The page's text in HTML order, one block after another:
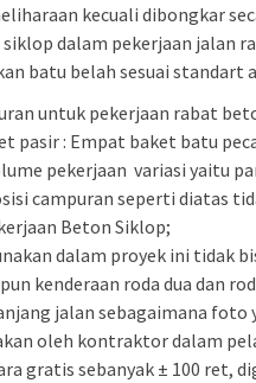
kecuali dibongkar
dalam pekerjaan jalan
batu belah sesuai standart
untuk pekerjaan rabat
pasir : Empat baket batu
pekerjaan variasi yaitu
campuran seperti diatas
Beton Siklop;
dalam proyek ini tidak
kenderaan roda dua dan
jalan sebagaimana foto
oleh kontraktor dalam
gratis sebanyak ± 100 ret,